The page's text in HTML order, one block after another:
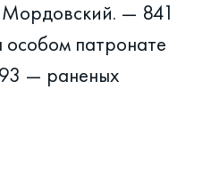
— 841
особом патронате
— раненых